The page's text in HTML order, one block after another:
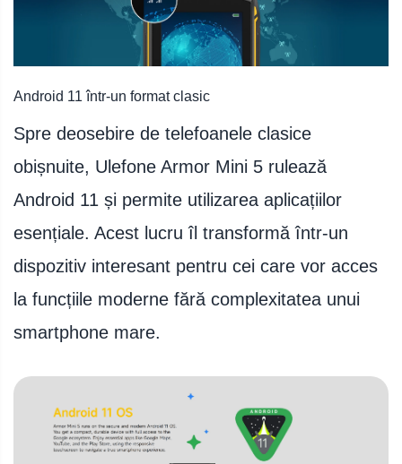
Android 11 într-un format clasic
Spre deosebire de telefoanele clasice
obișnuite, Ulefone Armor Mini 5 rulează
Android 11 și permite utilizarea aplicațiilor
esențiale. Acest lucru îl transformă într-un
dispozitiv interesant pentru cei care vor acces
la funcțiile moderne fără complexitatea unui
smartphone mare.